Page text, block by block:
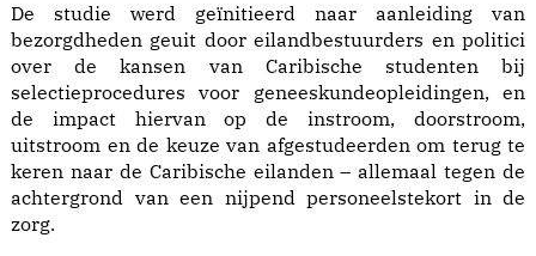
De studie werd geïnitieerd naar aanleiding van
bezorgdheden geuit door eilandbestuurders en politici
over de kansen van Caribische studenten bij
selectieprocedures voor geneeskundeopleidingen, en
de impact hiervan op de instroom, doorstroom,
uitstroom en de keuze van afgestudeerden om terug te
keren naar de Caribische eilanden – allemaal tegen de
achtergrond van een nijpend personeelstekort in de
zorg.